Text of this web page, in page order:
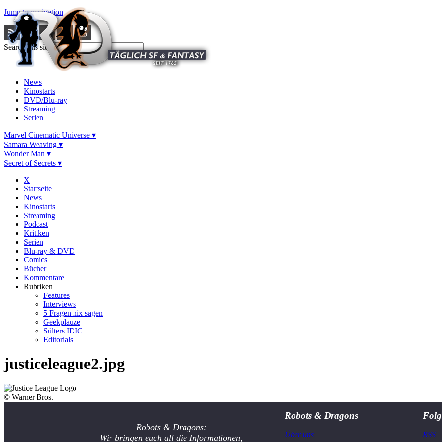
Jump to navigation
Search this site
News
Kinostarts
DVD/Blu-ray
Streaming
Serien
Marvel Cinematic Universe ▾
Samara Weaving ▾
Wonder Man ▾
Secret of Secrets ▾
X
Startseite
News
Kinostarts
Streaming
Podcast
Kritiken
Serien
Blu-ray & DVD
Comics
Bücher
Kommentare
Rubriken
Features
Interviews
5 Fragen nix sagen
Geekplauze
Sülters IDIC
Editorials
justiceleague2.jpg
© Warner Bros.
Robots & Dragons:
Wir bringen euch all die Informationen,
Robots & Dragons
Über uns
RSS